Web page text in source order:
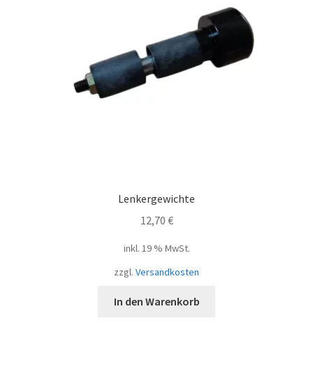
Lenkergewichte
12,70 €
inkl. 19 % MwSt.
zzgl. Versandkosten
In den Warenkorb